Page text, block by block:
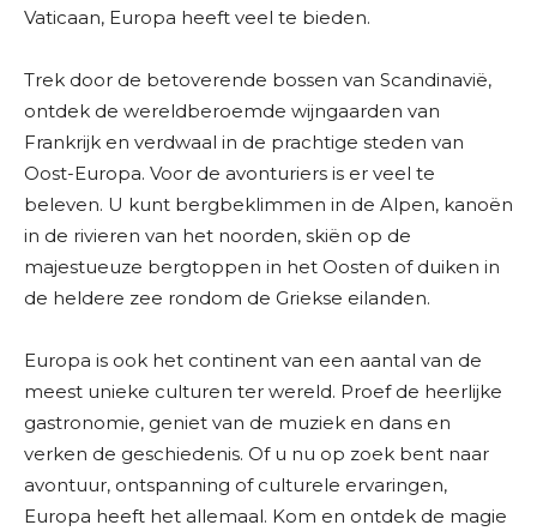
Vaticaan, Europa heeft veel te bieden.
Trek door de betoverende bossen van Scandinavië,
ontdek de wereldberoemde wijngaarden van
Frankrijk en verdwaal in de prachtige steden van
Oost-Europa. Voor de avonturiers is er veel te
beleven. U kunt bergbeklimmen in de Alpen, kanoën
in de rivieren van het noorden, skiën op de
majestueuze bergtoppen in het Oosten of duiken in
de heldere zee rondom de Griekse eilanden.
Europa is ook het continent van een aantal van de
meest unieke culturen ter wereld. Proef de heerlijke
gastronomie, geniet van de muziek en dans en
verken de geschiedenis. Of u nu op zoek bent naar
avontuur, ontspanning of culturele ervaringen,
Europa heeft het allemaal. Kom en ontdek de magie